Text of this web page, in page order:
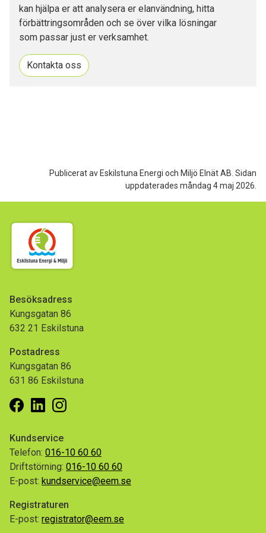
kan hjälpa er att analysera er elanvändning, hitta
förbättringsområden och se över vilka lösningar
som passar just er verksamhet.
Kontakta oss
Publicerat av Eskilstuna Energi och Miljö Elnät AB. Sidan
uppdaterades måndag 4 maj 2026.
Besöksadress
Kungsgatan 86
632 21 Eskilstuna
Postadress
Kungsgatan 86
631 86 Eskilstuna
Facebook
LinkedinInstagram
Kundservice
Telefon: 016-10 60 60
Driftstörning: 016-10 60 60
E-post: kundservice@eem.se
Registraturen
E-post: registrator@eem.se